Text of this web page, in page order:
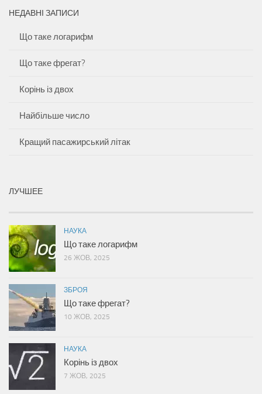
НЕДАВНІ ЗАПИСИ
Що таке логарифм
Що таке фрегат?
Корінь із двох
Найбільше число
Кращий пасажирський літак
ЛУЧШЕЕ
НАУКА
Що таке логарифм
26 ЖОВ, 2025
ЗБРОЯ
Що таке фрегат?
10 ЖОВ, 2025
НАУКА
Корінь із двох
7 ЖОВ, 2025